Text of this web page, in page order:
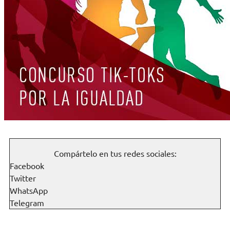
Compártelo en tus redes sociales:
Facebook
Twitter
WhatsApp
Telegram